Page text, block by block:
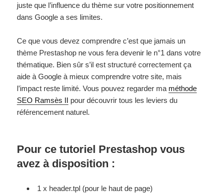
juste que l’influence du thème sur votre positionnement
dans Google a ses limites.
Ce que vous devez comprendre c’est que jamais un
thème Prestashop ne vous fera devenir le n°1 dans votre
thématique. Bien sûr s’il est structuré correctement ça
aide à Google à mieux comprendre votre site, mais
l’impact reste limité. Vous pouvez regarder ma méthode
SEO Ramsès II pour découvrir tous les leviers du
référencement naturel.
Pour ce tutoriel Prestashop vous
avez à disposition :
1 x header.tpl (pour le haut de page)